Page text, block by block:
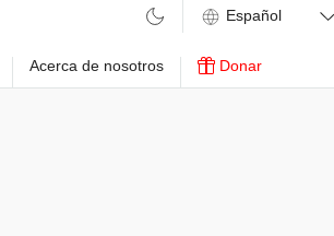
Acerca de nosotros Donar